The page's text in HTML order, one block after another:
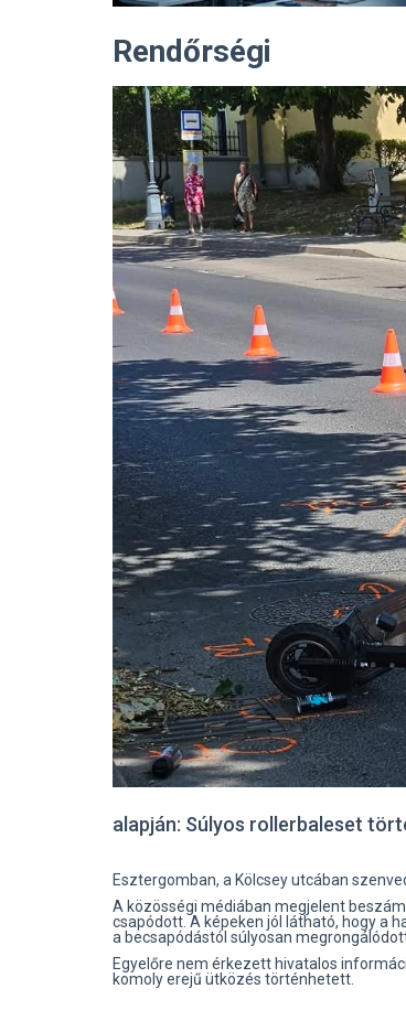
Rendőrségi
alapján: Súlyos rollerbaleset
Esztergomban, a Kölcsey utcában
A közösségi médiában megjelent
csapódott. A képeken jól látható, hogy a
a becsapódástól súlyosan
Egyelőre nem érkezett hivatalos
komoly erejű ütközés történhetett.